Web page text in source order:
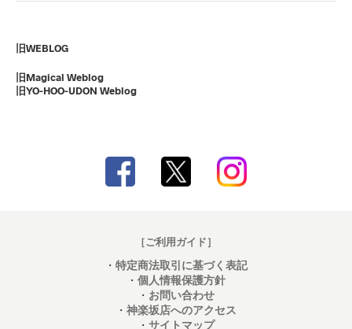
旧WEBLOG
旧Magical Weblog
旧YO-HOO-UDON Weblog
［ご利用ガイド］
・ 特定商法取引に基づく表記
・ 個人情報保護方針
・ お問い合わせ
・ 神楽坂店へのアクセス
・ サイトマップ